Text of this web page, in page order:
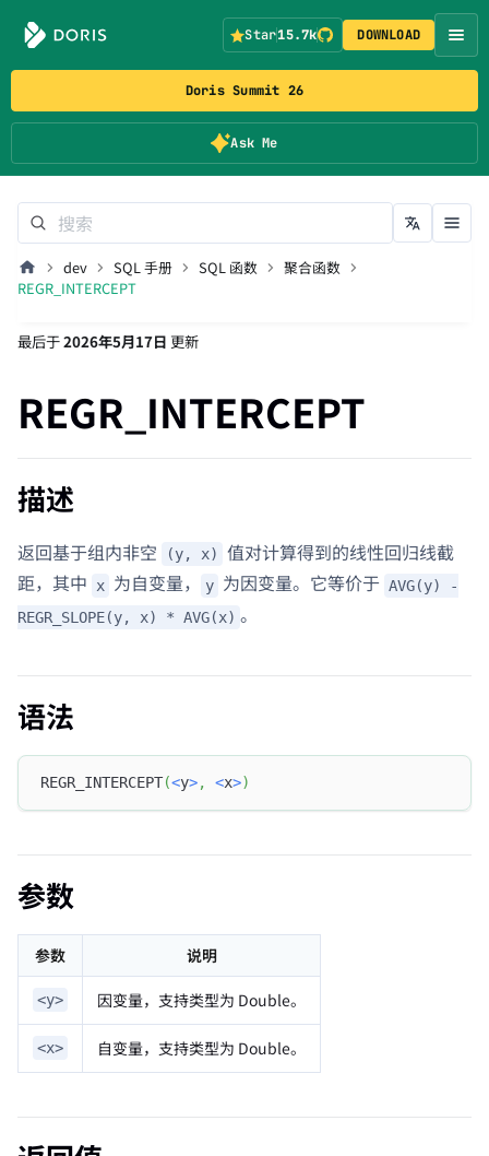
Doris Summit 26
Ask Me
Star15.7k DOWNLOAD
dev SQL 手册 SQL 函数
聚合函数
REGR_INTERCEPT
最后于2026年5月17日 更新
REGR_INTERCEPT
描述
返回基于组内非空 (y, x)
值对计算得到的线性回归线截
距，其中
x 为自变量， y 为因变量。它等价于 AVG(y) -
REGR_SLOPE(y, x) * AVG(x) 。
语法
REGR_INTERCEPT(<y>, <x>)
参数
参数 说明
<y> 因变量，支持类型为 Double。
<x> 自变量，支持类型为 Double。